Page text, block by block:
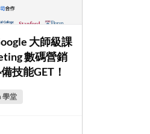
大師級課
數碼營銷
技能GET！
學堂